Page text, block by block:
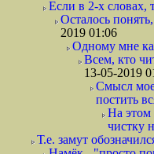
Если в 2-х словах,
Осталось
2019 01:06
Одному мне
Всем, кто
13-05-2019
Смысл
постить
На этом
чистку
Т.е. замут